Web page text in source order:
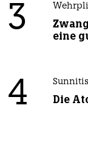
3
eine
4 Die